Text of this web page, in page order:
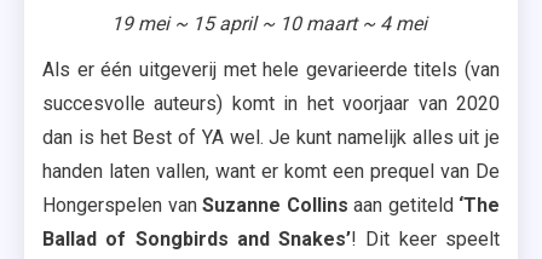
19 mei ~ 15 april ~ 10 maart ~ 4 mei
Als er één uitgeverij met hele gevarieerde titels (van
succesvolle auteurs) komt in het voorjaar van 2020
dan is het Best of YA wel. Je kunt namelijk alles uit je
handen laten vallen, want er komt een prequel van De
Hongerspelen van Suzanne Collins aan getiteld ‘The
Ballad of Songbirds and Snakes’! Dit keer speelt